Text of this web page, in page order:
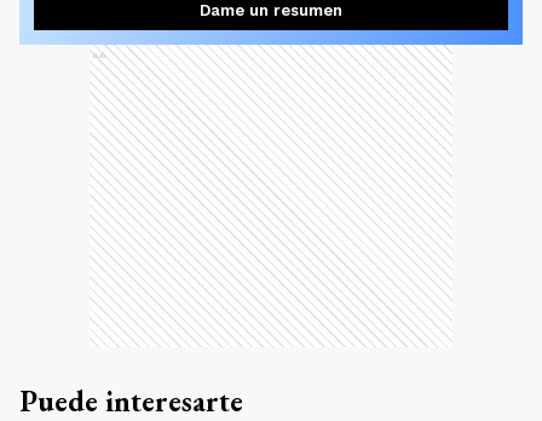
Dame un resumen
Ads
Puede interesarte